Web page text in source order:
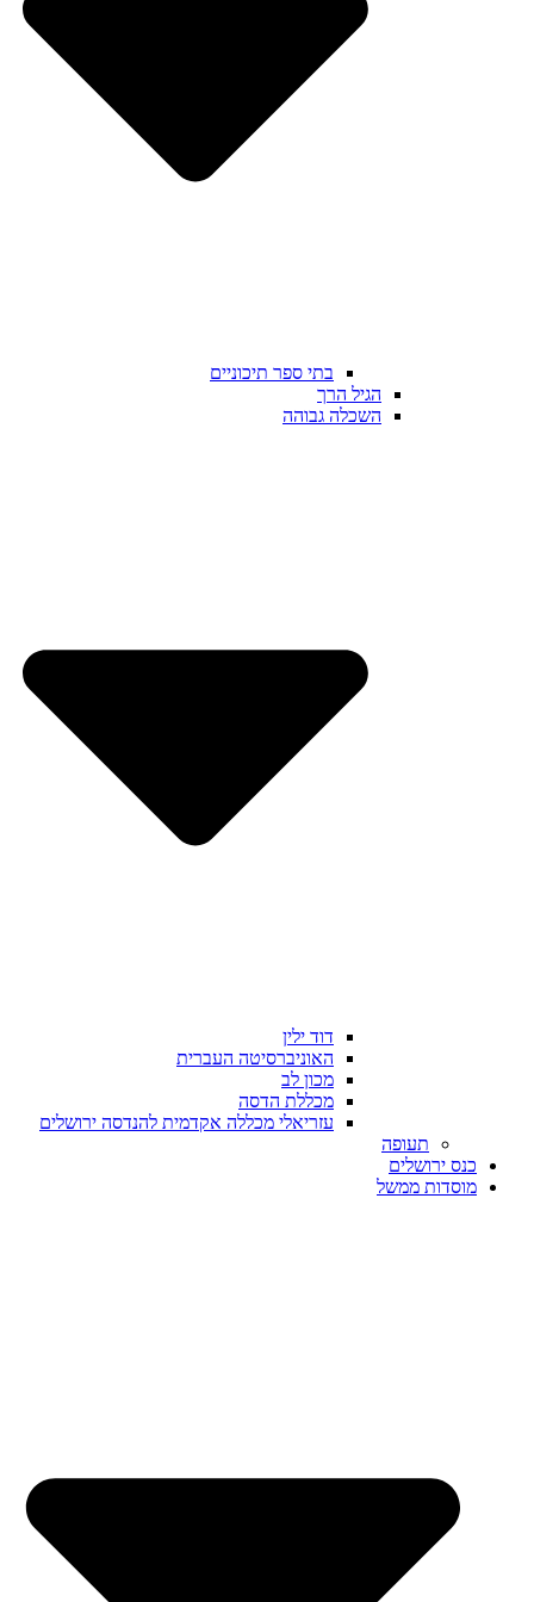
בתי ספר תיכוניים
הגיל הרך
השכלה גבוהה
דוד ילין
האוניברסיטה העברית
מכון לב
מכללת הדסה
עזריאלי מכללה אקדמית להנדסה ירושלים
תעופה
כנס ירושלים
מוסדות ממשל